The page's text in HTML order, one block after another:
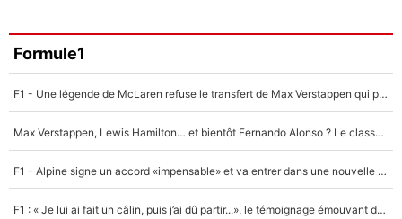
Faris Moumbagna
4%
Un autre joueur
5%
Formule1
F1 - Une légende de McLaren refuse le transfert de Max Verstappen qui pourrait «faire des vagues» et plomber l'ambiance dans l'équipe
Max Verstappen, Lewis Hamilton… et bientôt Fernando Alonso ? Le classement des pilotes les mieux payés en Formule 1 risque de changer !
F1 - Alpine signe un accord «impensable» et va entrer dans une nouvelle dimension : Grande nouvelle pour Pierre Gasly !
F1 : « Je lui ai fait un câlin, puis j’ai dû partir...», le témoignage émouvant de Max Verstappen sur sa fille